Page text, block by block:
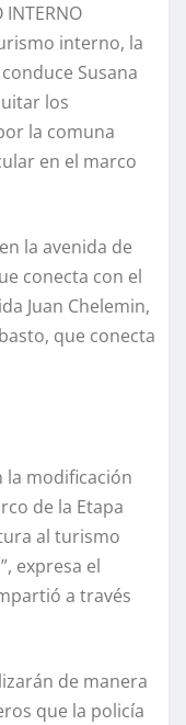
INTERNO
interno, la
Susana
los
la comuna
en el marco
la avenida de
conecta con el
Juan Chelemin,
que conecta
la modificación
de la Etapa
al turismo
expresa el
a través
de manera
que la policía